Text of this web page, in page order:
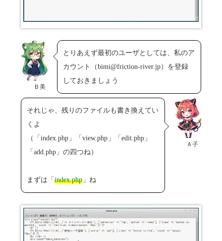
Ｂ美
とりあえず最初のユーザとしては、私のア
カウント（bimi@friction-river.jp）を登録
しておきましょう
Ａ子
それじゃ、残りのファイルも書き換えてい
くよ
（「index.php」「view.php」「edit.php」
「add.php」の四つね）
まずは「index.php 」ね